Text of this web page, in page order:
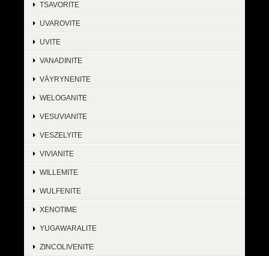
TSAVORITE
UVAROVITE
UVITE
VANADINITE
VÄYRYNENITE
WELOGANITE
VESUVIANITE
VESZELYITE
VIVIANITE
WILLEMITE
WULFENITE
XENOTIME
YUGAWARALITE
ZINCOLIVENITE